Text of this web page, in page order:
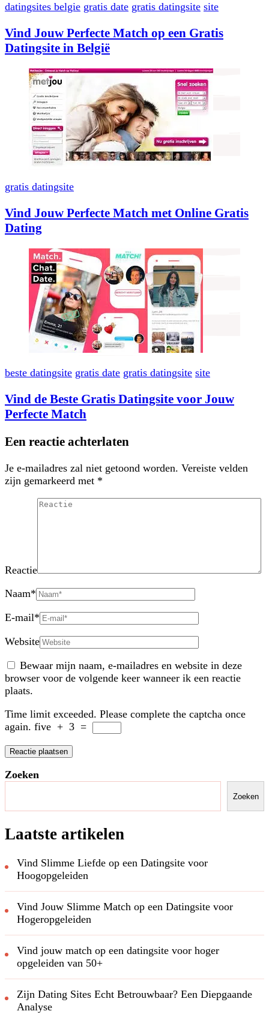
datingsites belgie gratis date gratis datingsite site
Vind Jouw Perfecte Match op een Gratis
Datingsite in België
gratis datingsite
Vind Jouw Perfecte Match met Online Gratis
Dating
beste datingsite gratis date gratis datingsite site
Vind de Beste Gratis Datingsite voor Jouw
Perfecte Match
Een reactie achterlaten
Je e-mailadres zal niet getoond worden. Vereiste velden
zijn gemarkeerd met *
Reactie
Naam*
E-mail*
Website
Bewaar mijn naam, e-mailadres en website in deze
browser voor de volgende keer wanneer ik een reactie
plaats.
Time limit exceeded. Please complete the captcha once
again. five + 3 =
Zoeken
Zoeken
Laatste artikelen
Vind Slimme Liefde op een Datingsite voor
Hoogopgeleiden
Vind Jouw Slimme Match op een Datingsite voor
Hogeropgeleiden
Vind jouw match op een datingsite voor hoger
opgeleiden van 50+
Zijn Dating Sites Echt Betrouwbaar? Een Diepgaande
Analyse